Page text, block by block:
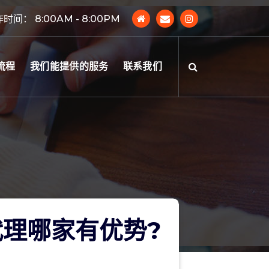
时间： 8:00AM - 8:00PM
程 我们能提供的服务 联系我们
哪家有优势?